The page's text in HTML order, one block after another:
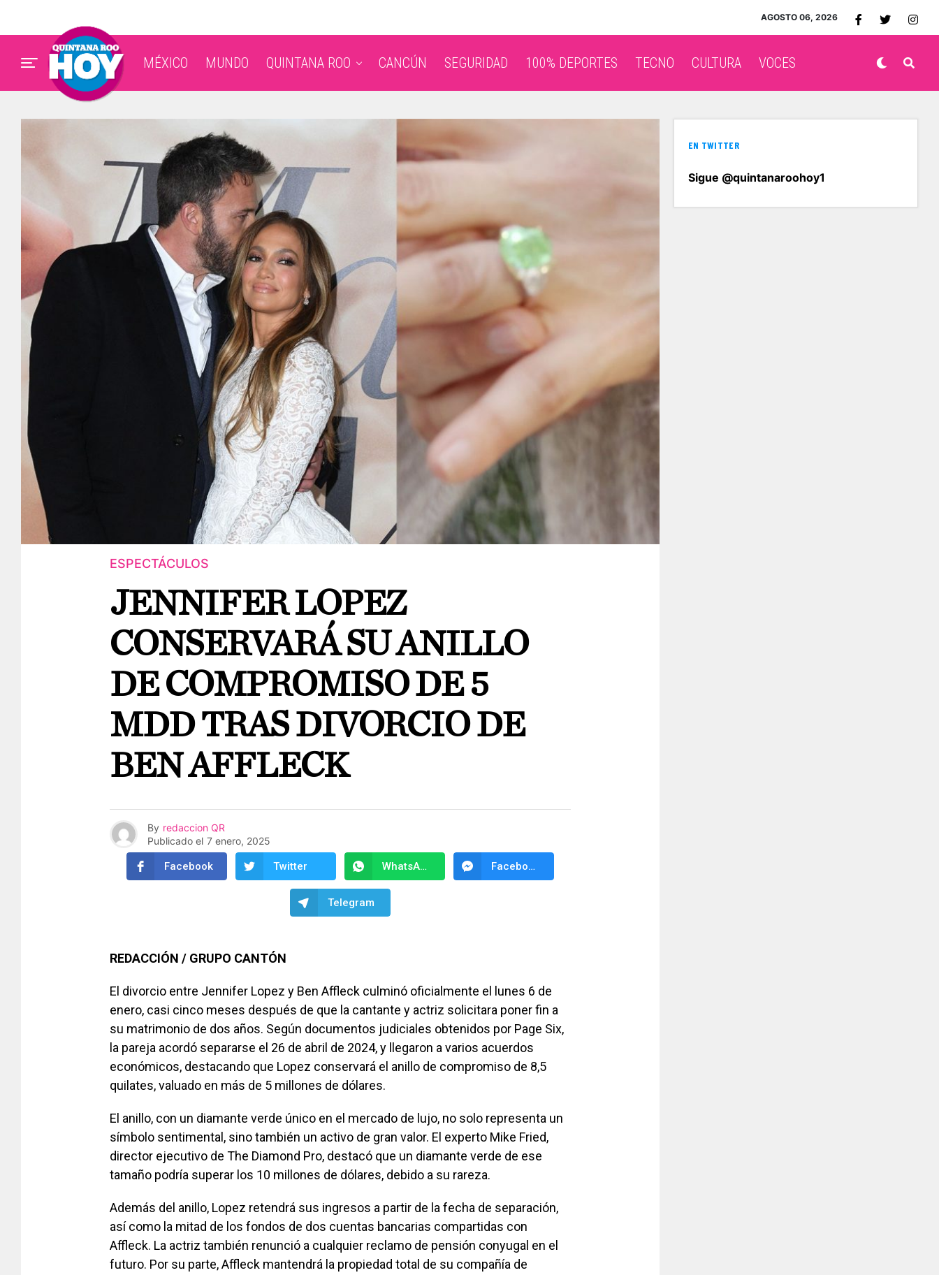
AGOSTO 06, 2026
MÉXICO MUNDO QUINTANA ROO CANCÚN SEGURIDAD 100% DEPORTES TECNO CULTURA VOCES
ESPECTÁCULOS
JENNIFER LOPEZ
CONSERVARÁ SU ANILLO
DE COMPROMISO DE 5
MDD TRAS DIVORCIO DE
BEN AFFLECK
By redaccion QR
Publicado el 7 enero, 2025
Facebook Twitter WhatsApp Facebook Messenger
Telegram
REDACCIÓN / GRUPO CANTÓN
El divorcio entre Jennifer Lopez y Ben Affleck culminó oficialmente el lunes 6 de
enero, casi cinco meses después de que la cantante y actriz solicitara poner fin a
su matrimonio de dos años. Según documentos judiciales obtenidos por Page Six,
la pareja acordó separarse el 26 de abril de 2024, y llegaron a varios acuerdos
económicos, destacando que Lopez conservará el anillo de compromiso de 8,5
quilates, valuado en más de 5 millones de dólares.
El anillo, con un diamante verde único en el mercado de lujo, no solo representa un
símbolo sentimental, sino también un activo de gran valor. El experto Mike Fried,
director ejecutivo de The Diamond Pro, destacó que un diamante verde de ese
tamaño podría superar los 10 millones de dólares, debido a su rareza.
Además del anillo, Lopez retendrá sus ingresos a partir de la fecha de separación,
así como la mitad de los fondos de dos cuentas bancarias compartidas con
Affleck. La actriz también renunció a cualquier reclamo de pensión conyugal en el
futuro. Por su parte, Affleck mantendrá la propiedad total de su compañía de
EN TWITTER
Sigue @quintanaroohoy1